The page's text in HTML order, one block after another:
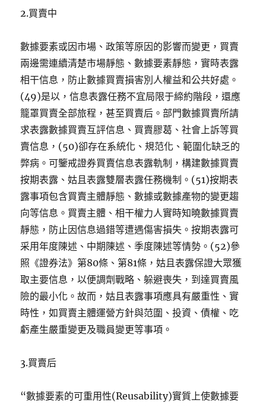
2.買賣中
數據要素或因市場、政策等原因的影響而變更，買賣
兩邊需連續清楚市場靜態、數據要素靜態，實時表露
相干信息，防止數據買賣損害別人權益和公共好處。
(49)是以，信息表露任務不宜局限于締約階段，還應
籠罩買賣全部旅程，甚至買賣后。部門數據買賣所請
求表露數據買賣互評信息、買賣膠葛、社會上訴等買
賣信息，(50)卻存在系統化、規范化、範圍化缺乏的
弊病。可鑒戒證券買賣信息表露軌制，構建數據買賣
按期表露、姑且表露雙層表露任務機制。(51)按期表
露事項包含買賣主體靜態、數據或數據產物的變更趨
向等信息。買賣主體、相干權力人實時知曉數據買賣
靜態，防止因信息過錯等遭遇傷害損失。按期表露可
采用年度陳述、中期陳述、季度陳述等情勢。(52)參
照《證券法》第80條、第81條，姑且表露保證大眾獲
取主要信息，以便調劑戰略、躲避喪失，到達買賣風
險的最小化。故而，姑且表露事項應具有嚴重性、實
時性，如買賣主體運營方針與范圍、投資、債權、吃
虧產生嚴重變更及職員變更等事項。
3.買賣后
“數據要素的可重用性(Reusability)實質上使數據要